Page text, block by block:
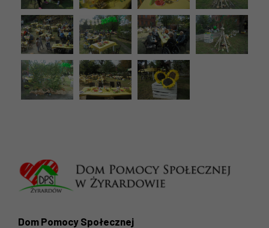
Dom Pomocy Społecznej